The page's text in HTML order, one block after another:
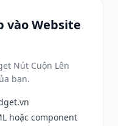
vào Website
Nút Cuộn Lên
bạn.
hoặc component